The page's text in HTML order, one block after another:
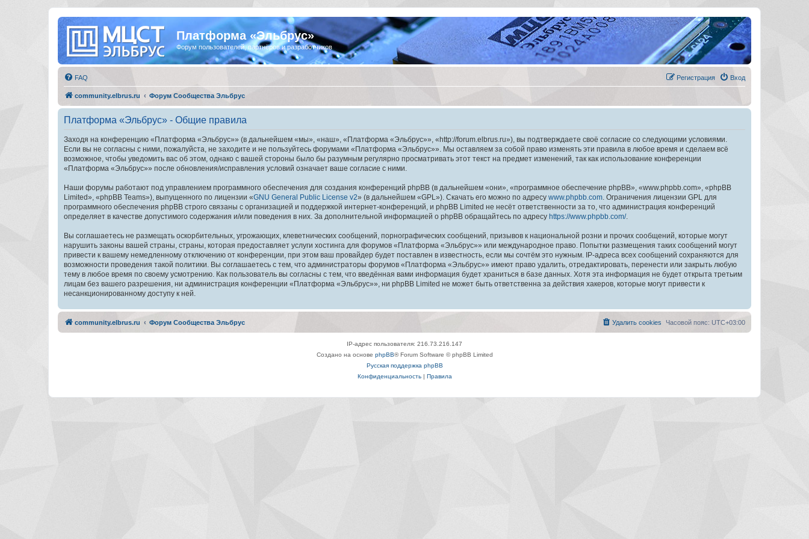
Платформа «Эльбрус»
Форум пользователей, партнёров и разработчиков
FAQ Вход
Регистрация
community.elbrus.ru Форум Сообщества Эльбрус
Платформа «Эльбрус» - Общие правила
Заходя на конференцию «Платформа «Эльбрус»» (в дальнейшем «мы», «наш», «Платформа «Эльбрус»», «http://forum.elbrus.ru»), вы подтверждаете своё согласие со следующими условиями.
Если вы не согласны с ними, пожалуйста, не заходите и не пользуйтесь форумами «Платформа «Эльбрус»». Мы оставляем за собой право изменять эти правила в любое время и сделаем всё
возможное, чтобы уведомить вас об этом, однако с вашей стороны было бы разумным регулярно просматривать этот текст на предмет изменений, так как использование конференции
«Платформа «Эльбрус»» после обновления/исправления условий означает ваше согласие с ними.
Наши форумы работают под управлением программного обеспечения для создания конференций phpBB (в дальнейшем «они», «программное обеспечение phpBB», «www.phpbb.com», «phpBB
Limited», «phpBB Teams»), выпущенного по лицензии «GNU General Public License v2» (в дальнейшем «GPL»). Скачать его можно по адресу www.phpbb.com . Ограничения лицензии GPL для
программного обеспечения phpBB строго связаны с организацией и поддержкой интернет-конференций, и phpBB Limited не несёт ответственности за то, что администрация конференций
определяет в качестве допустимого содержания и/или поведения в них. За дополнительной информацией о phpBB обращайтесь по адресу https://www.phpbb.com/.
Вы соглашаетесь не размещать оскорбительных, угрожающих, клеветнических сообщений, порнографических сообщений, призывов к национальной розни и прочих сообщений, которые могут
нарушить законы вашей страны, страны, которая предоставляет услуги хостинга для форумов «Платформа «Эльбрус»» или международное право. Попытки размещения таких сообщений могут
привести к вашему немедленному отключению от конференции, при этом ваш провайдер будет поставлен в известность, если мы сочтём это нужным. IP-адреса всех сообщений сохраняются для
возможности проведения такой политики. Вы соглашаетесь с тем, что администраторы форумов «Платформа «Эльбрус»» имеют право удалить, отредактировать, перенести или закрыть любую
тему в любое время по своему усмотрению. Как пользователь вы согласны с тем, что введённая вами информация будет храниться в базе данных. Хотя эта информация не будет открыта третьим
лицам без вашего разрешения, ни администрация конференции «Платформа «Эльбрус»», ни phpBB Limited не может быть ответственна за действия хакеров, которые могут привести к
несанкционированному доступу к ней.
community.elbrus.ru Форум Сообщества Эльбрус Часовой пояс: UTC+03:00
Удалить cookies
IP-адрес пользователя: 216.73.216.147
Создано на основе phpBB® Forum Software © phpBB Limited
Русская поддержка phpBB
Конфиденциальность| Правила